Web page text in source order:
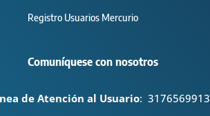
Registro Usuarios Mercurio
Comuníquese con nosotros
de Atención al Usuario: 3176569913